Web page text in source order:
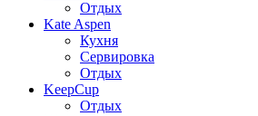
Отдых
Kate Aspen
Кухня
Сервировка
Отдых
KeepCup
Отдых